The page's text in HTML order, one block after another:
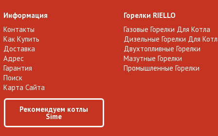
Информация
Контакты
Как Купить
Доставка
Адрес
Гарантия
Поиск
Карта Сайта
Рекомендуем котлы
Sime
Горелки RIELLO
Газовые Горелки Для Котла
Дизельные Горелки Для
Двухтопливные Горелки
Мазутные Горелки
Промышленные Горелки